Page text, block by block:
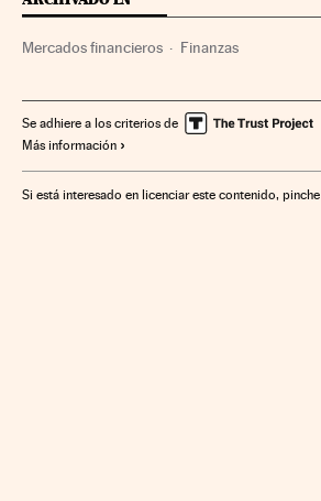
Mercados financieros Finanzas
Se adhiere a los criterios de
Más información
Si está interesado en licenciar este contenido, pinche